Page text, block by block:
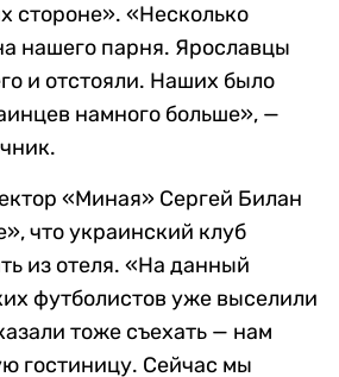
стороне». «Несколько
нашего парня. Ярославцы
и отстояли. Наших было
намного больше», —
«Миная» Сергей Билан
что украинский клуб
из отеля. «На данный
футболистов уже выселили
тоже съехать — нам
гостиницу. Сейчас мы